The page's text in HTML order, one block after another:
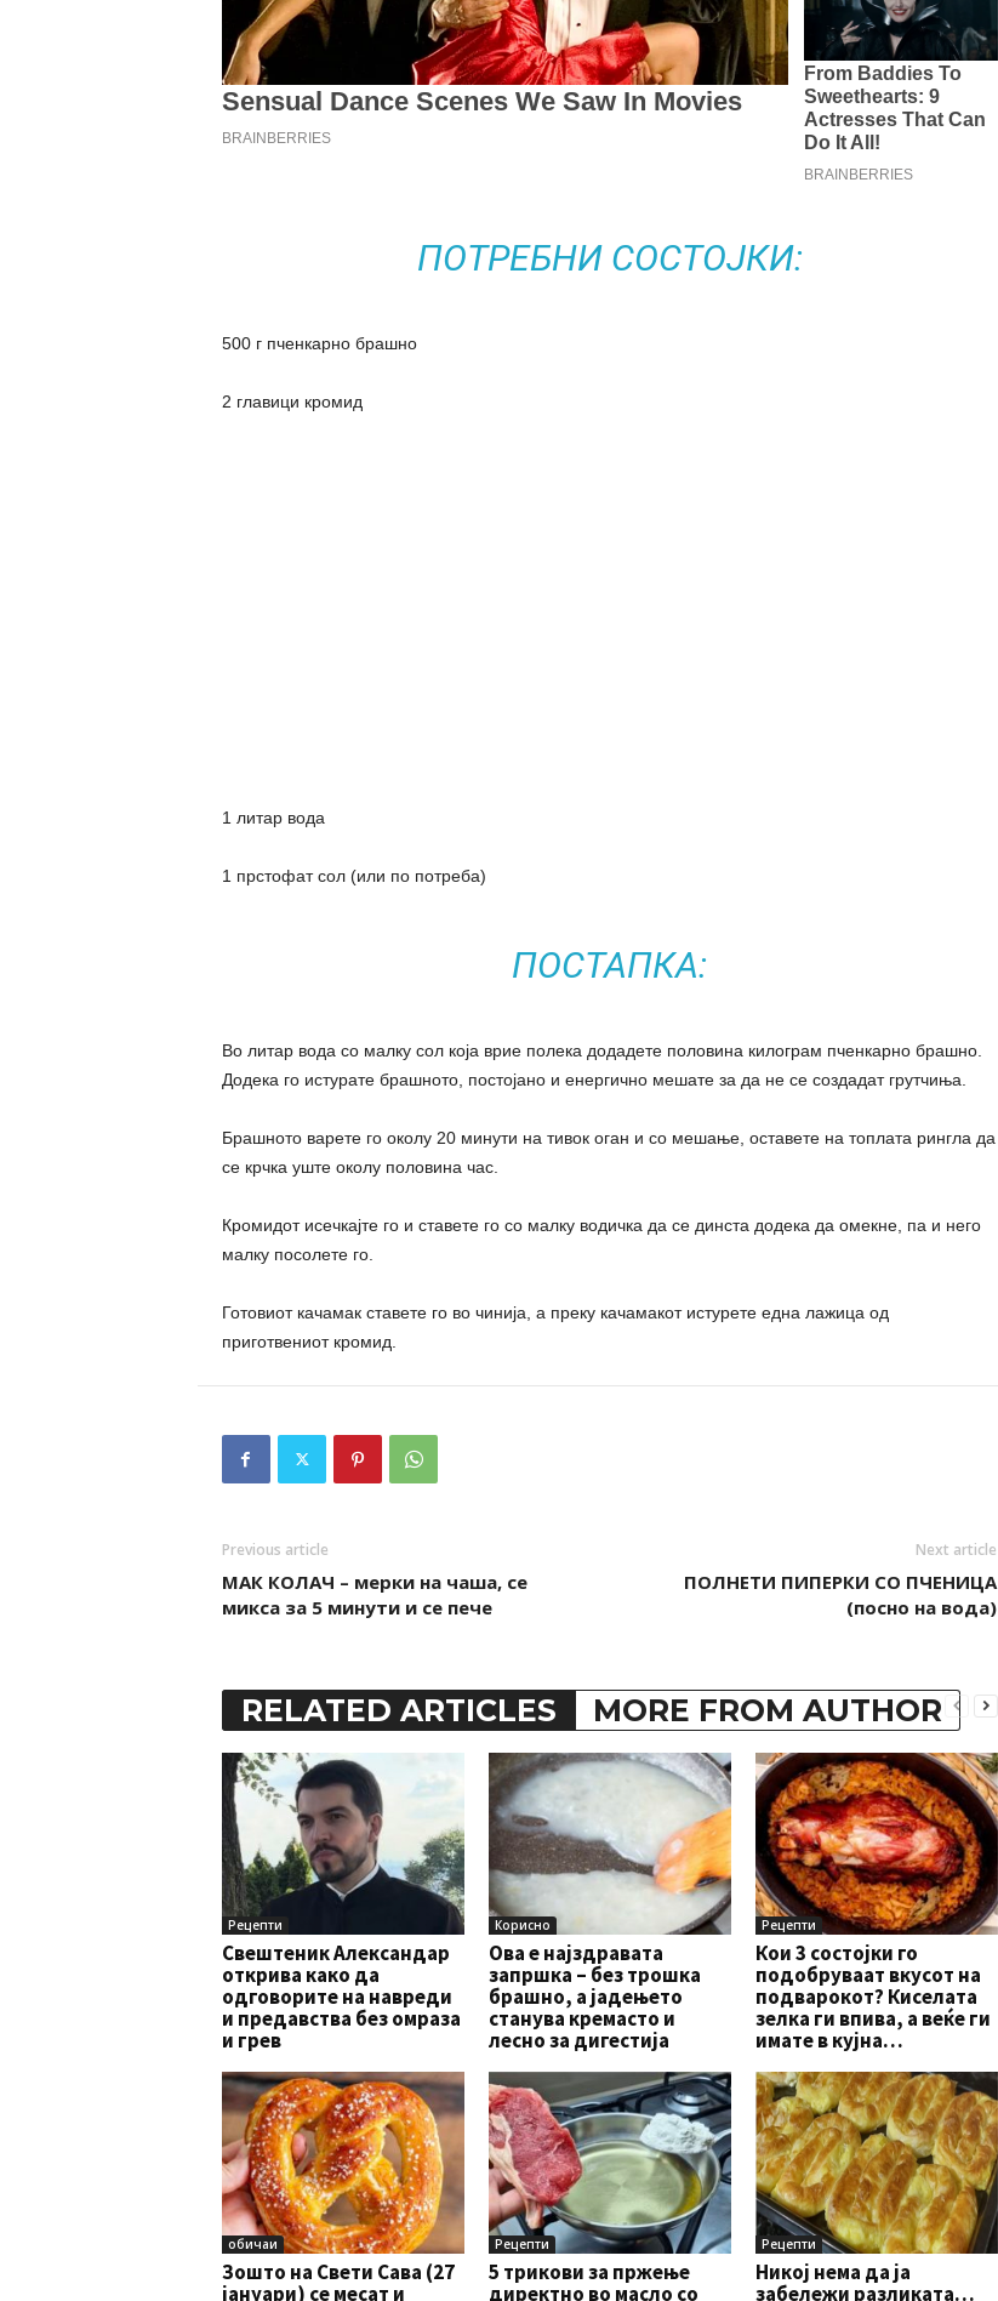
ПОТРЕБНИ СОСТОЈКИ:
500 г пченкарно брашно
2 главици кромид
1 литар вода
1 прстофат сол (или по потреба)
ПОСТАПКА:
Во литар вода со малку сол која врие полека додадете половина килограм пченкарно брашно.
Додека го истурате брашното, постојано и енергично мешате за да не се создадат грутчиња.
Брашното варете го околу 20 минути на тивок оган и со мешање, оставете на топлата рингла да
се крчка уште околу половина час.
Кромидот исечкајте го и ставете го со малку водичка да се динста додека да омекне, па и него
малку посолете го.
Готовиот качамак ставете го во чинија, а преку качамакот истурете една лажица од
приготвениот кромид.
Previous article
МАК КОЛАЧ – мерки на чаша, се
микса за 5 минути и се пече
Next article
ПОЛНЕТИ ПИПЕРКИ СО ПЧЕНИЦА
(посно на вода)
RELATED ARTICLES MORE FROM AUTHOR
Рецепти
Свештеник Александар
открива како да
одговорите на навреди
и предавства без омраза
и грев
Корисно
Ова е најздравата
запршка – без трошка
брашно, а јадењето
станува кремасто и
лесно за дигестија
Рецепти
Кои 3 состојки го
подобруваат вкусот на
подварокот? Киселата
зелка ги впива, а веќе ги
имате в кујна…
обичаи
Зошто на Свети Сава (27
јануари) се месат и
Рецепти
5 трикови за пржење
директно во масло со
Рецепти
Никој нема да ја
забележи разликата…